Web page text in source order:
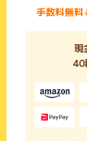
手数料無
現
40